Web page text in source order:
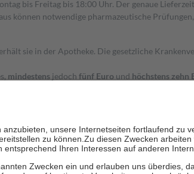
bis Freitag bis 18:00 Uhr. Der genaue
können notwendige pharmazeutische
sie in der Apotheke. Die gesetzliche
mindestens jedoch fünf Euro und höchstens zehn
Stellung der Familie zu unterstützen, fallen